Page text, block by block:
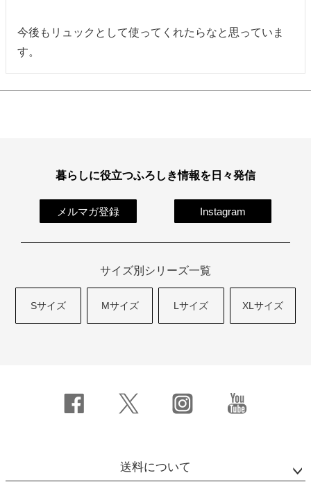
今後もリュックとして使ってくれたらなと思っていま
す。
暮らしに役立つふろしき情報を日々発信
メルマガ登録 Instagram
サイズ別シリーズ一覧
Sサイズ Mサイズ Lサイズ XLサイズ
送料について
着物用